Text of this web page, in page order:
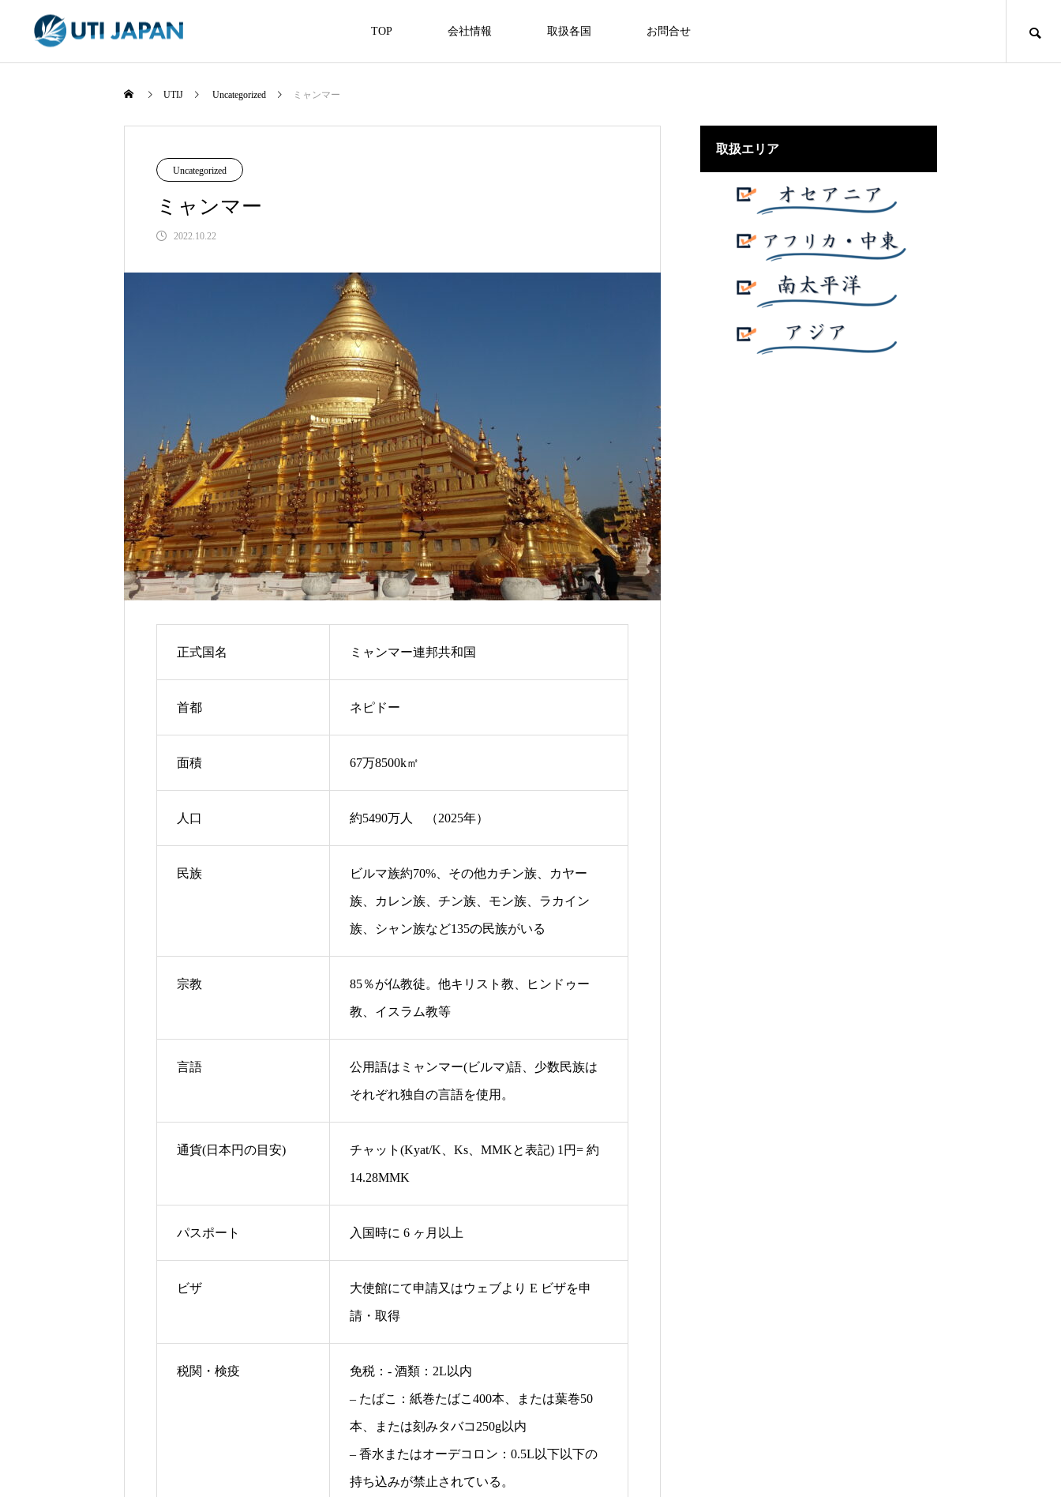
TOP 会社情報 取扱各国 お問合せ
マダガスカル
2022.08.24
UTIJ Uncategorized ミャンマー
Uncategorized
ミャンマー
2022.10.22
正式国名 ミャンマー連邦共和国
首都 ネピドー
面積 67万8500k㎡
人口 約5490万人 （2025年）
民族 ビルマ族約70%、その他カチン族、カヤー
族、カレン族、チン族、モン族、ラカイン
族、シャン族など135の民族がいる
宗教 85％が仏教徒。他キリスト教、ヒンドゥー
教、イスラム教等
言語 公用語はミャンマー(ビルマ)語、少数民族は
それぞれ独自の言語を使用。
通貨(日本円の目安) チャット(Kyat/K、Ks、MMKと表記) 1円= 約
14.28MMK
パスポート 入国時に 6 ヶ月以上
ビザ 大使館にて申請又はウェブより E ビザを申
請・取得
税関・検疫 免税：- 酒類：2L以内
– たばこ：紙巻たばこ400本、または葉巻50
本、または刻みタバコ250g以内
– 香水またはオーデコロン：0.5L以下以下の
持ち込みが禁止されている。
取扱エリア